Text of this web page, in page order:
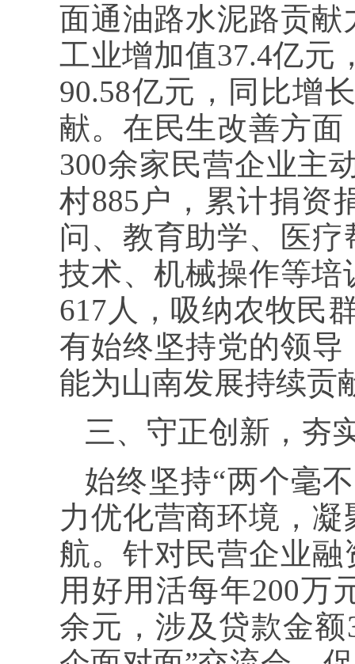
面通油路水泥路贡献
工业增加值37.4亿元
90.58亿元，同比增
献。在民生改善方
300余家民营企业主
村885户，累计捐资
问、教育助学、医
技术、机械操作等培
617人，吸纳农牧民
有始终坚持党的领
能为山南发展持续贡
三、守正创新，夯
始终坚持“两个毫
力优化营商环境，
航。针对民营企业
用好用活每年200万
余元，涉及贷款金